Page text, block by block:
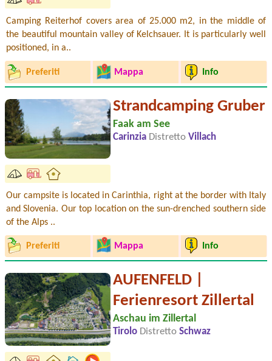
Camping Reiterhof covers area of 25.000 m2, in the middle of
the beautiful mountain valley of Kelchsauer. It is particularly well
positioned, in a..
Preferiti Mappa Info
Strandcamping Gruber
Faak am See
Carinzia Distretto Villach
Our campsite is located in Carinthia, right at the border with Italy
and Slovenia. Our top location on the sun-drenched southern side
of the Alps ..
Preferiti Mappa Info
AUFENFELD |
Ferienresort Zillertal
Aschau im Zillertal
Tirolo Distretto Schwaz